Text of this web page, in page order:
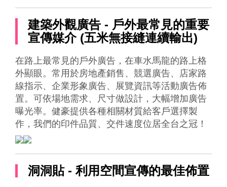
建築外觀廣告 - 戶外最常見的重要
宣傳媒介 (五米無接縫連續輸出)
在路上最常見的戶外廣告，在車水馬龍的路上格
外顯眼。常用於房地產銷售、競選廣告、店家路
線指示、企業形象廣告、展覽資訊等活動廣告佈
置。可依場地需求、尺寸做設計，大幅增加廣告
曝光率。健豪提供各種相關材質給客戶選擇製
作，我們的印件品質、交件速度位居全台之冠！
洞洞貼 - 利用空間宣傳的最佳佈置